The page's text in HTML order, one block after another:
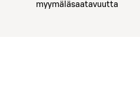
myymäläsaatavuutta